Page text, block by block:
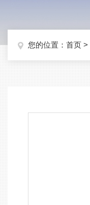
您的位置： 首页 >